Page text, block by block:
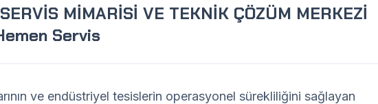
MİMARİSİ VE TEKNİK ÇÖZÜM MERKEZİ
Servis
ve endüstriyel tesislerin operasyonel sürekliliğini sağlayan